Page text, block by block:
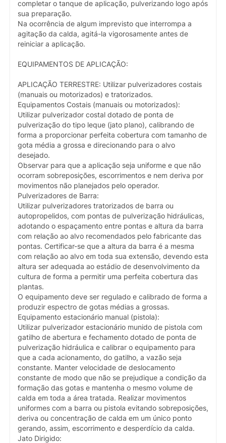
completar o tanque de aplicação, pulverizando logo após
sua preparação.
Na ocorrência de algum imprevisto que interrompa a
agitação da calda, agitá-la vigorosamente antes de
reiniciar a aplicação.
EQUIPAMENTOS DE APLICAÇÃO:
APLICAÇÃO TERRESTRE: Utilizar pulverizadores costais
(manuais ou motorizados) e tratorizados.
Equipamentos Costais (manuais ou motorizados):
Utilizar pulverizador costal dotado de ponta de
pulverização do tipo leque (jato plano), calibrando de
forma a proporcionar perfeita cobertura com tamanho de
gota média a grossa e direcionando para o alvo
desejado.
Observar para que a aplicação seja uniforme e que não
ocorram sobreposições, escorrimentos e nem deriva por
movimentos não planejados pelo operador.
Pulverizadores de Barra:
Utilizar pulverizadores tratorizados de barra ou
autopropelidos, com pontas de pulverização hidráulicas,
adotando o espaçamento entre pontas e altura da barra
com relação ao alvo recomendados pelo fabricante das
pontas. Certificar-se que a altura da barra é a mesma
com relação ao alvo em toda sua extensão, devendo esta
altura ser adequada ao estádio de desenvolvimento da
cultura de forma a permitir uma perfeita cobertura das
plantas.
O equipamento deve ser regulado e calibrado de forma a
produzir espectro de gotas médias a grossas.
Equipamento estacionário manual (pistola):
Utilizar pulverizador estacionário munido de pistola com
gatilho de abertura e fechamento dotado de ponta de
pulverização hidráulica e calibrar o equipamento para
que a cada acionamento, do gatilho, a vazão seja
constante. Manter velocidade de deslocamento
constante de modo que não se prejudique a condição da
formação das gotas e mantenha o mesmo volume de
calda em toda a área tratada. Realizar movimentos
uniformes com a barra ou pistola evitando sobreposições,
deriva ou concentração de calda em um único ponto
gerando, assim, escorrimento e desperdício da calda.
Jato Dirigido: